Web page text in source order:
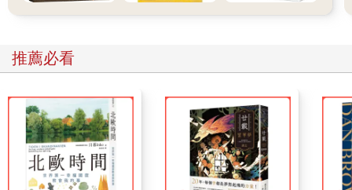
力。此外，也因為沒有經驗，她無從發現善祥這麼小就會說話其
善祥十五個月大時，周美淑才第一次感到詫異，雖然只是一
點點。那回她一如往常跟兒子坐在地毯上玩，母子數著蘋果和橘
子有幾個。當時善祥早就會說話了。玩到一半，她突然發現兒子
不只會數，還會運用加法，沒過多久，甚至還會運用減法。但那
一刻她並沒有真正意識到：就善祥的年齡而言，這實在很不尋
常。
第一個察覺有異的是周美淑的父親。身為教育工作者，他約
推薦必看